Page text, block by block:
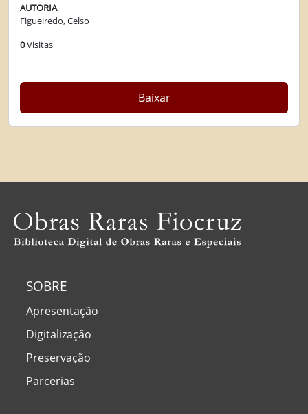
AUTORIA
Figueiredo, Celso
0Visitas
Baixar
SOBRE
Apresentação
Digitalização
Preservação
Parcerias